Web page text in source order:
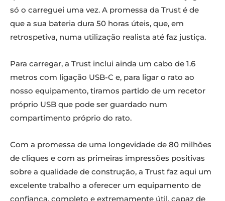
só o carreguei uma vez. A promessa da Trust é de
que a sua bateria dura 50 horas úteis, que, em
retrospetiva, numa utilização realista até faz justiça.
Para carregar, a Trust inclui ainda um cabo de 1.6
metros com ligação USB-C e, para ligar o rato ao
nosso equipamento, tiramos partido de um recetor
próprio USB que pode ser guardado num
compartimento próprio do rato.
Com a promessa de uma longevidade de 80 milhões
de cliques e com as primeiras impressões positivas
sobre a qualidade de construção, a Trust faz aqui um
excelente trabalho a oferecer um equipamento de
confiança, completo e extremamente útil, capaz de